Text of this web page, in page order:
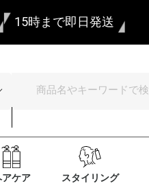
15時まで即日発送
アケア スタイリング